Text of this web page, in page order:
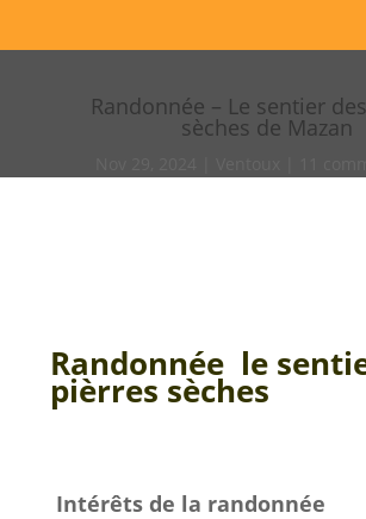
Randonnée – Le sentier
sèches de Mazan
Randonnée le
pièrres sèches
Intérêts de la randonnée